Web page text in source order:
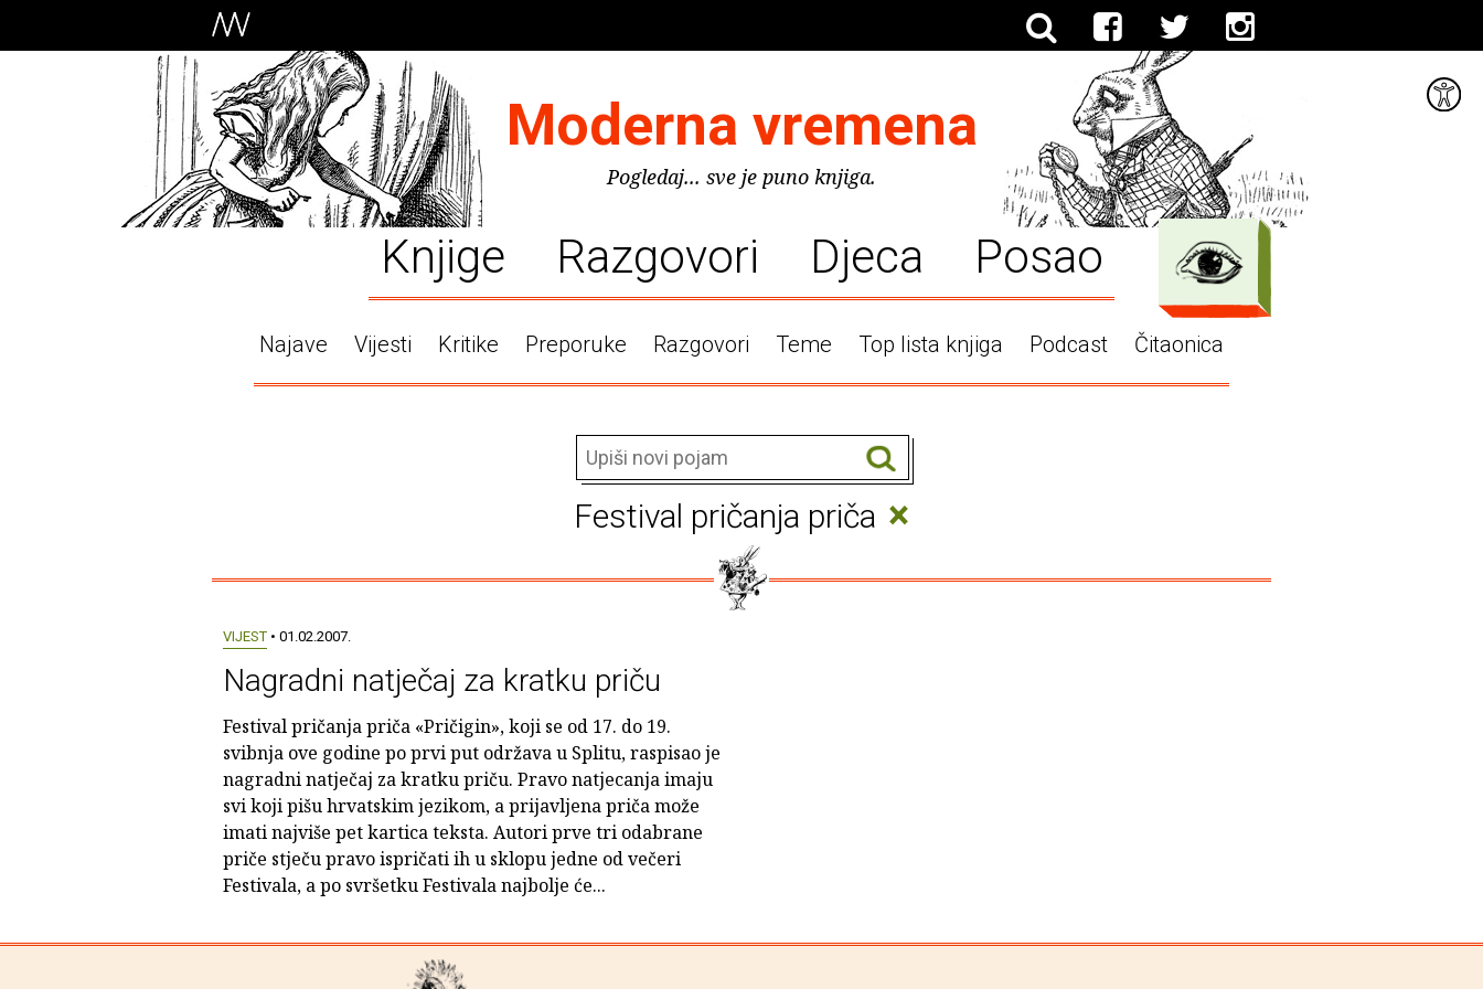
Moderna vremena
Pogledaj... sve je puno knjiga.
Knjige Razgovori Djeca Posao
Najave Vijesti Kritike Preporuke Razgovori Teme Top lista knjiga Podcast Čitaonica
Festival pričanja priča ×
VIJEST• 01.02.2007.
Nagradni natječaj za kratku priču
Festival pričanja priča «Pričigin», koji se od 17. do 19.
svibnja ove godine po prvi put održava u Splitu, raspisao je
nagradni natječaj za kratku priču. Pravo natjecanja imaju
svi koji pišu hrvatskim jezikom, a prijavljena priča može
imati najviše pet kartica teksta. Autori prve tri odabrane
priče stječu pravo ispričati ih u sklopu jedne od večeri
Festivala, a po svršetku Festivala najbolje će...